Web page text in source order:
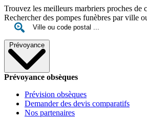
Trouvez les meilleurs marbriers proches de
Rechercher des pompes funèbres par ville
Prévoyance
Prévoyance obsèques
Prévision obsèques
Demander des devis comparatifs
Nos partenaires